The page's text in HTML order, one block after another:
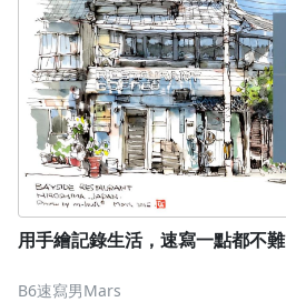
用手繪記錄生活，速寫一點都不難
B6速寫男Mars